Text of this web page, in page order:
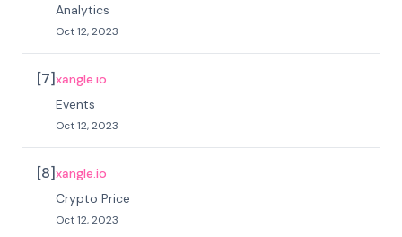
Analytics
Oct 12, 2023
[7]xangle.io
Events
Oct 12, 2023
[8]xangle.io
Crypto Price
Oct 12, 2023